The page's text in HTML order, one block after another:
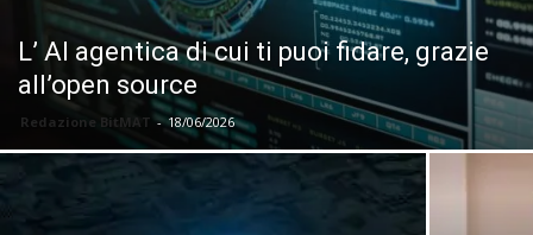
L’ AI agentica di cui ti puoi fidare, grazie
all’open source
Redazione BitMAT - 18/06/2026